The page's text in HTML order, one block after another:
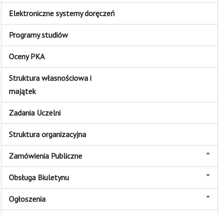
Elektroniczne systemy doręczeń
Programy studiów
Oceny PKA
Struktura własnościowa i
majątek
Zadania Uczelni
Struktura organizacyjna
Zamówienia Publiczne
Obsługa Biuletynu
Ogłoszenia